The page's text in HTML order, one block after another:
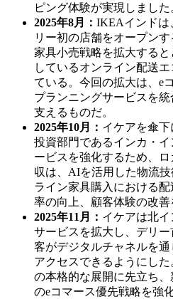
ピング体験が実現しました
2025年8月： IKEAインドは
リー初の店舗をオープン
家具小売戦略を拡大する
しているオンライン配送
ている。今回の拡大は、e
プランニングサービスを
支えるものだ。
2025年10月： イケアを傘
投資部門であるインカ・
ービスを強化するため、
収は、AIを活用した物流
ライン家具購入における
率の向上、顧客体験の改善
2025年11月： イケアは北
サービスを拡大し、デリ
客がデジタルチャネルを
アクセスできるようにし
の本格的な展開に先立ち
のeコマース優先戦略を強